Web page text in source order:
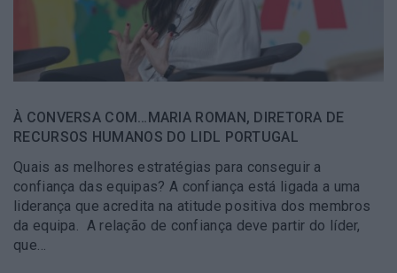
À CONVERSA COM…MARIA ROMAN, DIRETORA DE
RECURSOS HUMANOS DO LIDL PORTUGAL
Quais as melhores estratégias para conseguir a
confiança das equipas? A confiança está ligada a uma
liderança que acredita na atitude positiva dos membros
da equipa. A relação de confiança deve partir do líder,
que…